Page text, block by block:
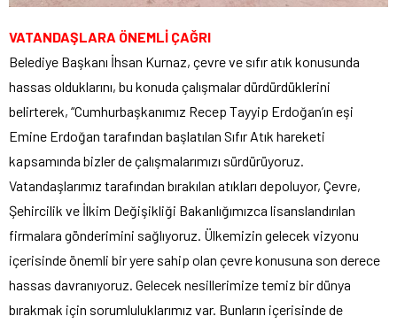
VATANDAŞLARA ÖNEMLİ ÇAĞRI
Belediye Başkanı İhsan Kurnaz, çevre ve sıfır atık konusunda
hassas olduklarını, bu konuda çalışmalar dürdürdüklerini
belirterek, “Cumhurbaşkanımız Recep Tayyip Erdoğan’ın eşi
Emine Erdoğan tarafından başlatılan Sıfır Atık hareketi
kapsamında bizler de çalışmalarımızı sürdürüyoruz.
Vatandaşlarımız tarafından bırakılan atıkları depoluyor, Çevre,
Şehircilik ve İlkim Değişikliği Bakanlığımızca lisanslandırılan
firmalara gönderimini sağlıyoruz. Ülkemizin gelecek vizyonu
içerisinde önemli bir yere sahip olan çevre konusuna son derece
hassas davranıyoruz. Gelecek nesillerimize temiz bir dünya
bırakmak için sorumluluklarımız var. Bunların içerisinde de